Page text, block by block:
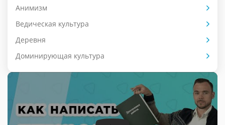
Анимизм
Ведическая культура
Деревня
Доминирующая культура